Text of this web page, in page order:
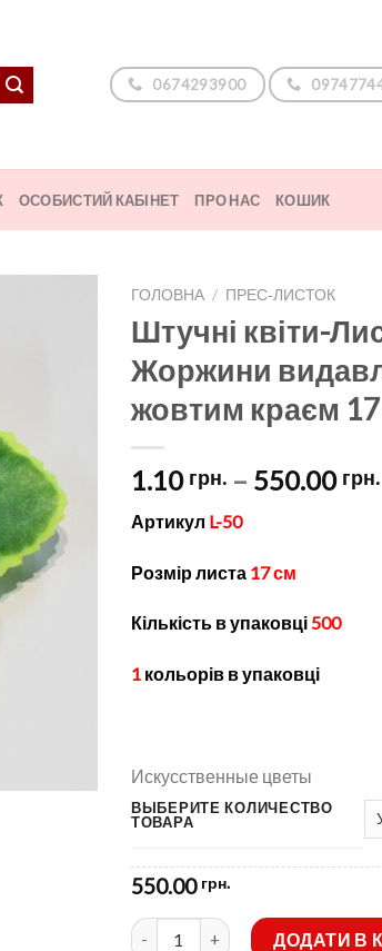
0674293900
ОСОБИСТИЙ КАБІНЕТ ПРО НАС КОШИК
ГОЛОВНА / ПРЕС‑ЛИСТОК
Штучні квіти-
Жоржини
жовтим краєм
1.10 грн. – 550.00 грн.
Артикул L-50
Розмір листа 17 см
Кількість в упаковці500
1 кольорів в упаковці
Искусственные цветы
ВЫБЕРИТЕ КОЛИЧЕСТВО
ТОВАРА
550.00 грн.
Штучні квіти-Листя Жоржини
ДОДАТИ В